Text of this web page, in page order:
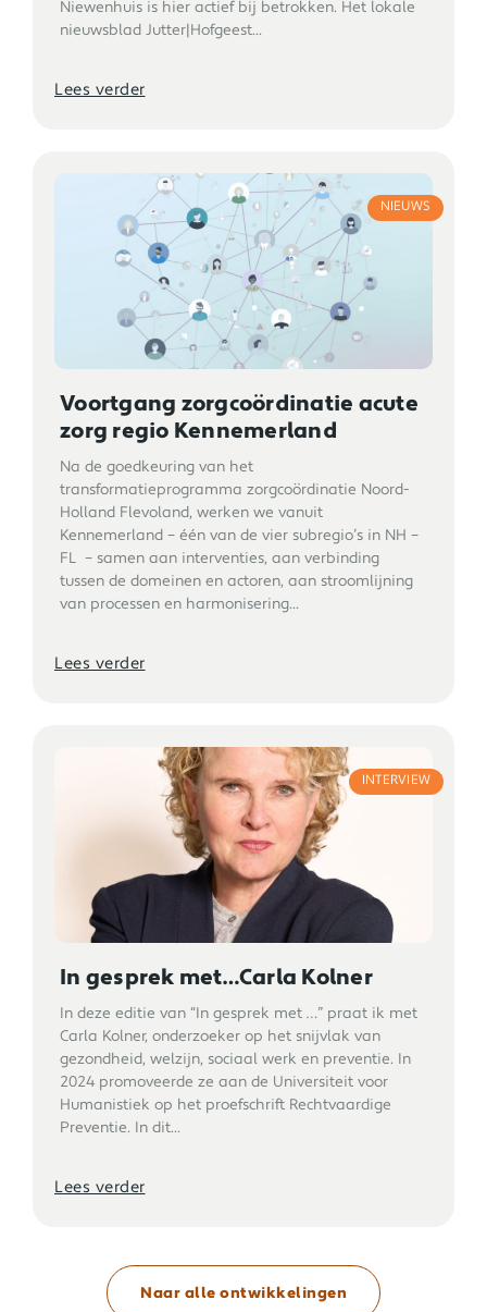
Niewenhuis is hier actief bij betrokken. Het lokale
nieuwsblad Jutter|Hofgeest...
Lees verder
NIEUWS
Voortgang zorgcoördinatie acute
zorg regio Kennemerland
Na de goedkeuring van het
transformatieprogramma zorgcoördinatie Noord-
Holland Flevoland, werken we vanuit
Kennemerland – één van de vier subregio’s in NH –
FL – samen aan interventies, aan verbinding
tussen de domeinen en actoren, aan stroomlijning
van processen en harmonisering...
Lees verder
INTERVIEW
In gesprek met…Carla Kolner
In deze editie van “In gesprek met …” praat ik met
Carla Kolner, onderzoeker op het snijvlak van
gezondheid, welzijn, sociaal werk en preventie. In
2024 promoveerde ze aan de Universiteit voor
Humanistiek op het proefschrift Rechtvaardige
Preventie. In dit...
Lees verder
Naar alle ontwikkelingen